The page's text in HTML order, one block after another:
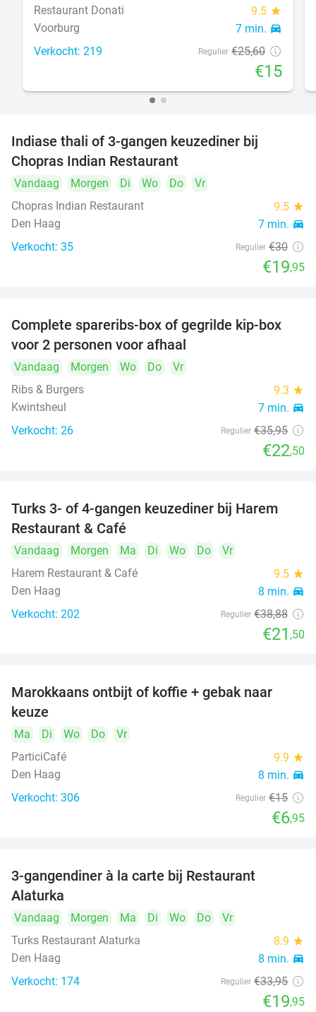
Restaurant Donati
9.5 star
Voorburg 7 min. directions_car
Verkocht: 219 Regulier €25,60
€15
Indiase thali of 3-gangen keuzediner bij
Chopras Indian Restaurant
Vandaag Morgen Di Wo Do
Vr
Chopras Indian Restaurant
9.5 star
Den Haag 7 min. directions_car
Verkocht: 35 Regulier €30
€19,95
37%
Complete spareribs-box of gegrilde kip-box
voor 2 personen voor afhaal
Vandaag Morgen Wo Do
Vr
Ribs & Burgers
9.3 star
Kwintsheul 7 min. directions_car
Verkocht: 26 Regulier €35,95
€22,50
45%
Turks 3- of 4-gangen keuzediner bij Harem
Restaurant & Café
Vandaag Morgen Ma Di Wo Do
Vr
Harem Restaurant & Café
9.5 star
Den Haag 8 min. directions_car
Verkocht: 202 Regulier €38,88
€21 ,50
Marokkaans ontbijt of koffie + gebak naar
keuze
Ma Di Wo Do
Vr
ParticiCafé
9.9 star
Den Haag 8 min. directions_car
Verkocht: 306 Regulier €15
€6,95
3-gangendiner à la carte bij Restaurant
Alaturka
Vandaag Morgen Ma Di Wo Do
Vr
Turks Restaurant Alaturka
8.9 star
Den Haag 8 min. directions_car
Verkocht: 174 Regulier €33,95
€19,95